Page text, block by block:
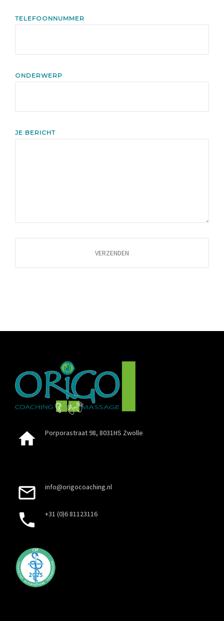
TELEFOONNUMMER
ONDERWERP
JE BERICHT
Porporastraat 98, 8031HS Zwolle
info@origocoaching.nl
+31 (0)6 81123116